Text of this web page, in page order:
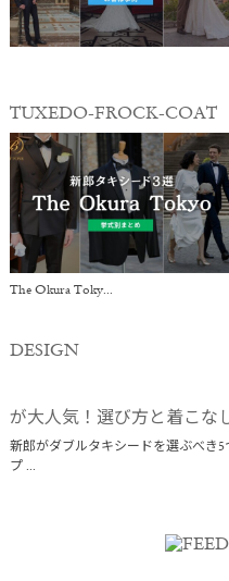
TUXEDO-FROCK-COAT
The Okura Toky...
DESIGN
が大人気！選び方と着こな
新郎がダブルタキシードを選ぶべき
プ ...